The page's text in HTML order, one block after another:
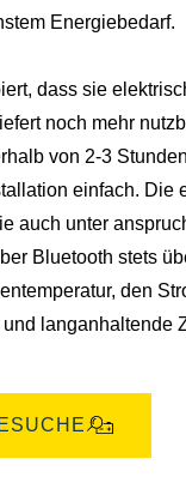
Energiebedarf.
dass sie
noch mehr
von 2-3
einfach.
auch unter
Bluetooth stets
den
langanhaltende